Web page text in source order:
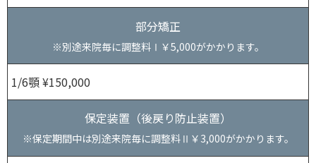
部分矯正
※別途来院毎に調整料Ⅰ￥5,000がかかります。
1/6顎 ¥150,000
保定装置（後戻り防止装置）
※保定期間中は別途来院毎に調整料Ⅱ￥3,000がかかります。